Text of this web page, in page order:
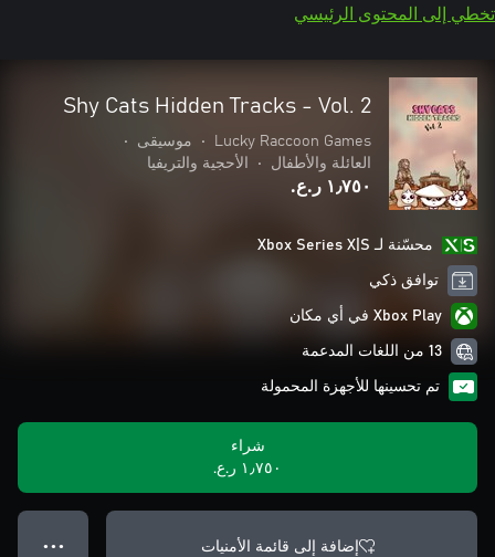
تخطي إلى المحتوى الرئيسي
Shy Cats Hidden Tracks - Vol. 2
Lucky Raccoon Games
• موسيقى
•
العائلة والأطفال
• الأحجية والتريفيا
١٫٧٥٠ ر.ع.‏
محسّنة لـ Xbox Series X|S
توافق ذكي
Xbox Play في أي مكان
13 من اللغات المدعمة
تم تحسينها للأجهزة المحمولة
شراء
١٫٧٥٠ ر.ع.‏
إضافة إلى قائمة الأمنيات ● ● ●